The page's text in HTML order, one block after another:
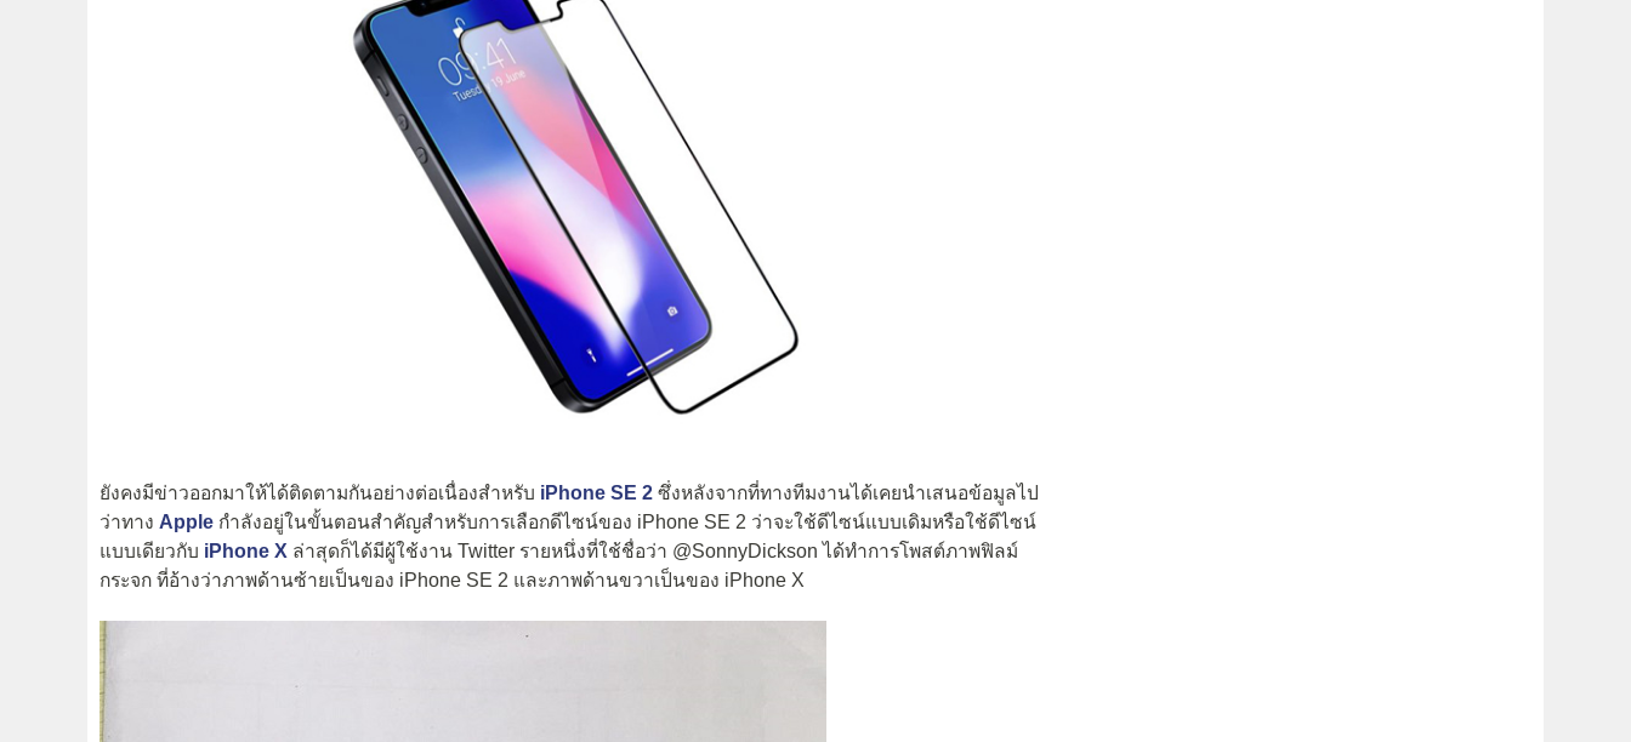
ยังคงมีข่าวออกมาให้ได้ติดตามกันอย่างต่อเนื่องสำหรับ iPhone SE 2 ซึ่งหลังจากที่ทางทีมงานได้เคยนำเสนอข้อมูลไป
ว่าทาง Apple กำลังอยู่ในขั้นตอนสำคัญสำหรับการเลือกดีไซน์ของ iPhone SE 2 ว่าจะใช้ดีไซน์แบบเดิมหรือใช้ดีไซน์
แบบเดียวกับ iPhone X ล่าสุดก็ได้มีผู้ใช้งาน Twitter รายหนึ่งที่ใช้ชื่อว่า @SonnyDickson ได้ทำการโพสต์ภาพฟิลม์
กระจก ที่อ้างว่าภาพด้านซ้ายเป็นของ iPhone SE 2 และภาพด้านขวาเป็นของ iPhone X